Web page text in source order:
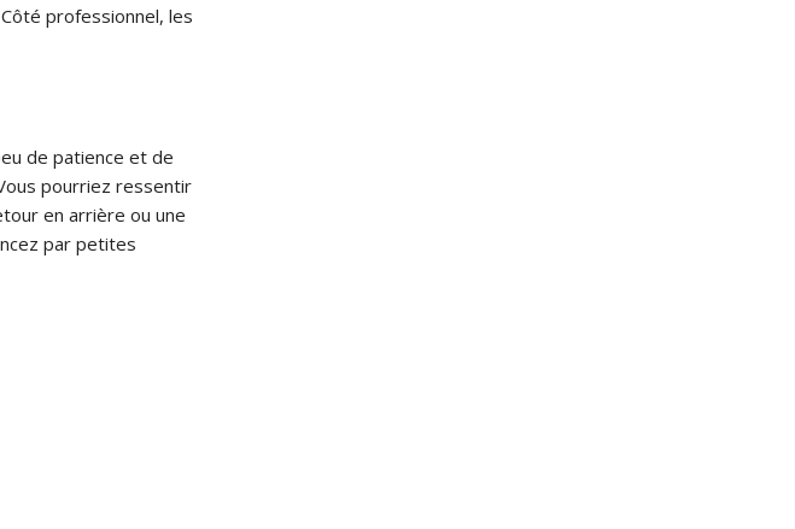
professionnel, les
de patience et de
pourriez ressentir
en arrière ou une
par petites